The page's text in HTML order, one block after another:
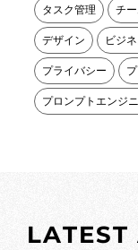
タスク管理 チ
デザイン ビジ
プライバシー
プロンプトエンジ
LATEST